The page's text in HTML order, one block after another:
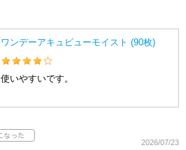
ワンデーアキュビューモイスト (90枚)
使いやすいです。
2026/07/23